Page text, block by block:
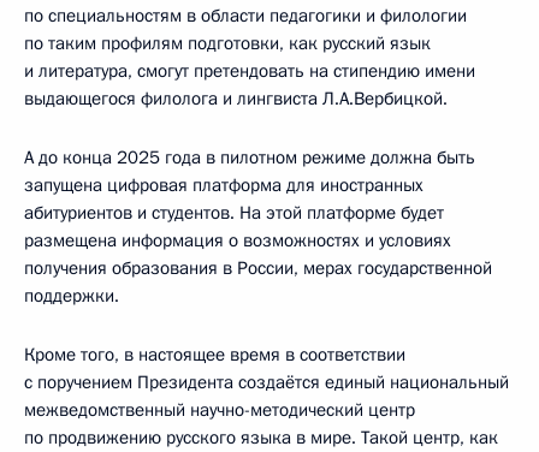
по специальностям в области педагогики и филологии
по таким профилям подготовки, как русский язык
и литература, смогут претендовать на стипендию имени
выдающегося филолога и лингвиста Л.А.Вербицкой.
А до конца 2025 года в пилотном режиме должна быть
запущена цифровая платформа для иностранных
абитуриентов и студентов. На этой платформе будет
размещена информация о возможностях и условиях
получения образования в России, мерах государственной
поддержки.
Кроме того, в настоящее время в соответствии
с поручением Президента создаётся единый национальный
межведомственный научно-методический центр
по продвижению русского языка в мире. Такой центр, как